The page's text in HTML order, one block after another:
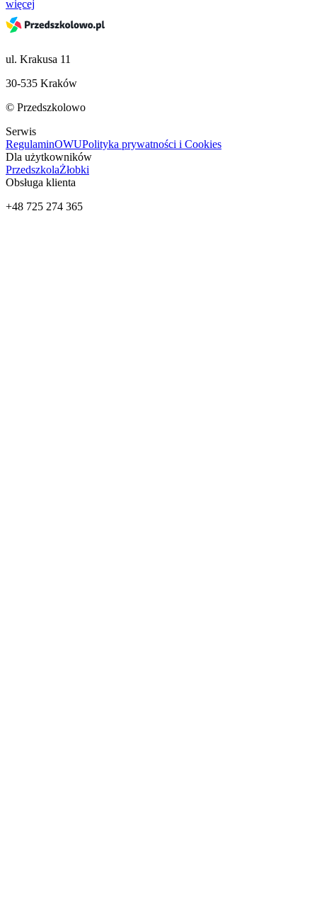
więcej
ul. Krakusa 11
30-535 Kraków
© Przedszkolowo
Serwis
RegulaminOWUPolityka prywatności i Cookies
Dla użytkowników
PrzedszkolaŻłobki
Obsługa klienta
+48 725 274 365